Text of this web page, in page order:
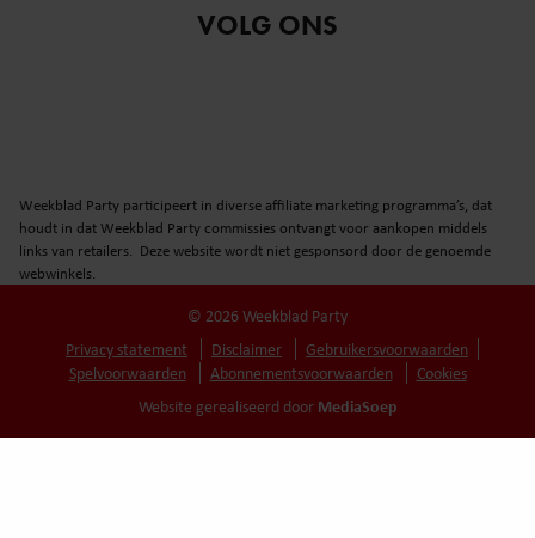
VOLG ONS
Weekblad Party participeert in diverse affiliate marketing programma’s, dat
houdt in dat Weekblad Party commissies ontvangt voor aankopen middels
links van retailers. Deze website wordt niet gesponsord door de genoemde
webwinkels.
© 2026 Weekblad Party
Privacy statement
Disclaimer
Gebruikersvoorwaarden
Spelvoorwaarden
Abonnementsvoorwaarden
Cookies
Website gerealiseerd door MediaSoep